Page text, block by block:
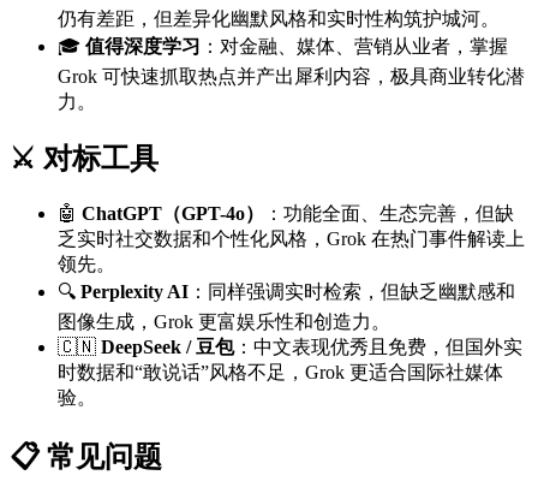
仍有差距，但差异化幽默风格和实时性构筑护城河。
🎓 值得深度学习 ：对金融、媒体、营销从业者，掌握
Grok 可快速抓取热点并产出犀利内容，极具商业转化潜
力。
⚔️ 对标工具
🤖 ChatGPT（GPT-4o）
：功能全面、生态完善，但缺
乏实时社交数据和个性化风格，Grok 在热门事件解读上
领先。
🔍 Perplexity AI ：同样强调实时检索，但缺乏幽默感和
图像生成，Grok 更富娱乐性和创造力。
🇨🇳 DeepSeek / 豆包：中文表现优秀且免费，但国外实
时数据和“敢说话”风格不足，Grok 更适合国际社媒体
验。
📋 常见问题